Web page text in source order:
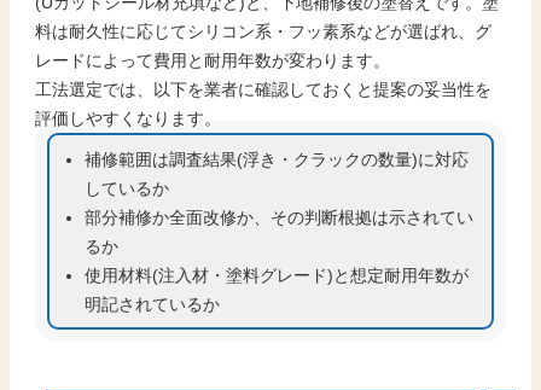
料は耐久性に応じてシリコン系・フッ素系などが選ばれ、グ
レードによって費用と耐用年数が変わります。
工法選定では、以下を業者に確認しておくと提案の妥当性を
評価しやすくなります。
補修範囲は調査結果(浮き・クラックの数量)に対応
しているか
部分補修か全面改修か、その判断根拠は示されてい
るか
使用材料(注入材・塗料グレード)と想定耐用年数が
明記されているか